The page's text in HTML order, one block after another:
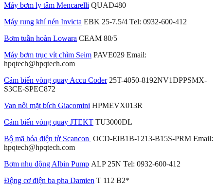
Máy bơm ly tâm Mencarelli QUAD480
Máy rung khí nén Invicta EBK 25-7.5/4 Tel: 0932-600-412
Bơm tuần hoàn Lowara CEAM 80/5
Máy bơm trục vít chìm Seim PAVE029 Email:
hpqtech@hpqtech.com
Cảm biến vòng quay Accu Coder25T-4050-8192NV1DPPSMX-
S3CE-SPEC872
Van nối mặt bích Giacomini HPMEVX013R
Cảm biến vòng quay JTEKT TU3000DL
Bộ mã hóa điện tử Scancon OCD-EIB1B-1213-B15S-PRM Email:
hpqtech@hpqtech.com
Bơm nhu động Albin Pump ALP 25N Tel: 0932-600-412
Động cơ điện ba pha Damien T 112 B2*